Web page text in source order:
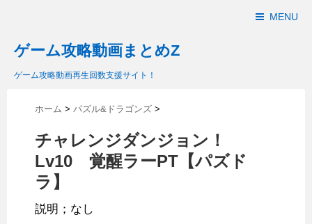
MENU
ゲーム攻略動画まとめZ
ゲーム攻略動画再生回数支援サイト！
ホーム > パズル&ドラゴンズ >
チャレンジダンジョン！
Lv10 覚醒ラーPT【パズド
ラ】
説明；なし